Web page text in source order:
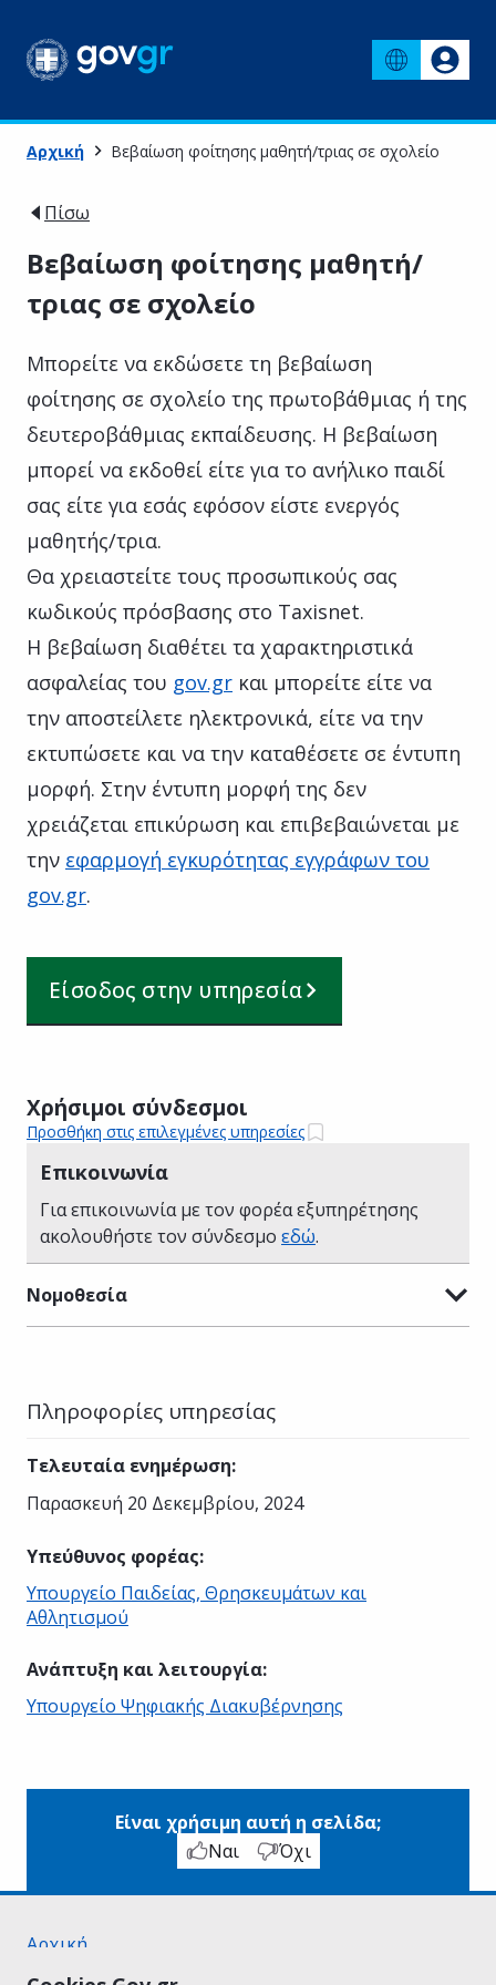
Αρχική Βεβαίωση φοίτησης μαθητή/τριας σε σχολείο
Πίσω
Βεβαίωση φοίτησης μαθητή/
τριας σε σχολείο
Μπορείτε να εκδώσετε τη βεβαίωση
φοίτησης σε σχολείο της πρωτοβάθμιας ή της
δευτεροβάθμιας εκπαίδευσης. Η βεβαίωση
μπορεί να εκδοθεί είτε για το ανήλικο παιδί
σας είτε για εσάς εφόσον είστε ενεργός
μαθητής/τρια.
Θα χρειαστείτε τους προσωπικούς σας
κωδικούς πρόσβασης στο Taxisnet.
Η βεβαίωση διαθέτει τα χαρακτηριστικά
ασφαλείας του gov.gr και μπορείτε είτε να
την αποστείλετε ηλεκτρονικά, είτε να την
εκτυπώσετε και να την καταθέσετε σε έντυπη
μορφή. Στην έντυπη μορφή της δεν
χρειάζεται επικύρωση και επιβεβαιώνεται με
την εφαρμογή εγκυρότητας εγγράφων του
gov.gr.
Είσοδος στην υπηρεσία
Χρήσιμοι σύνδεσμοι
Προσθήκη στις επιλεγμένες υπηρεσίες
Επικοινωνία
Για επικοινωνία με τον φορέα εξυπηρέτησης
ακολουθήστε τον σύνδεσμο εδώ.
Νομοθεσία
Πληροφορίες υπηρεσίας
Τελευταία ενημέρωση:
Παρασκευή 20 Δεκεμβρίου, 2024
Υπεύθυνος φορέας:
Υπουργείο Παιδείας, Θρησκευμάτων και
Αθλητισμού
Ανάπτυξη και λειτουργία:
Υπουργείο Ψηφιακής Διακυβέρνησης
Είναι χρήσιμη αυτή η σελίδα;
Ναι
Όχι
Αρχική